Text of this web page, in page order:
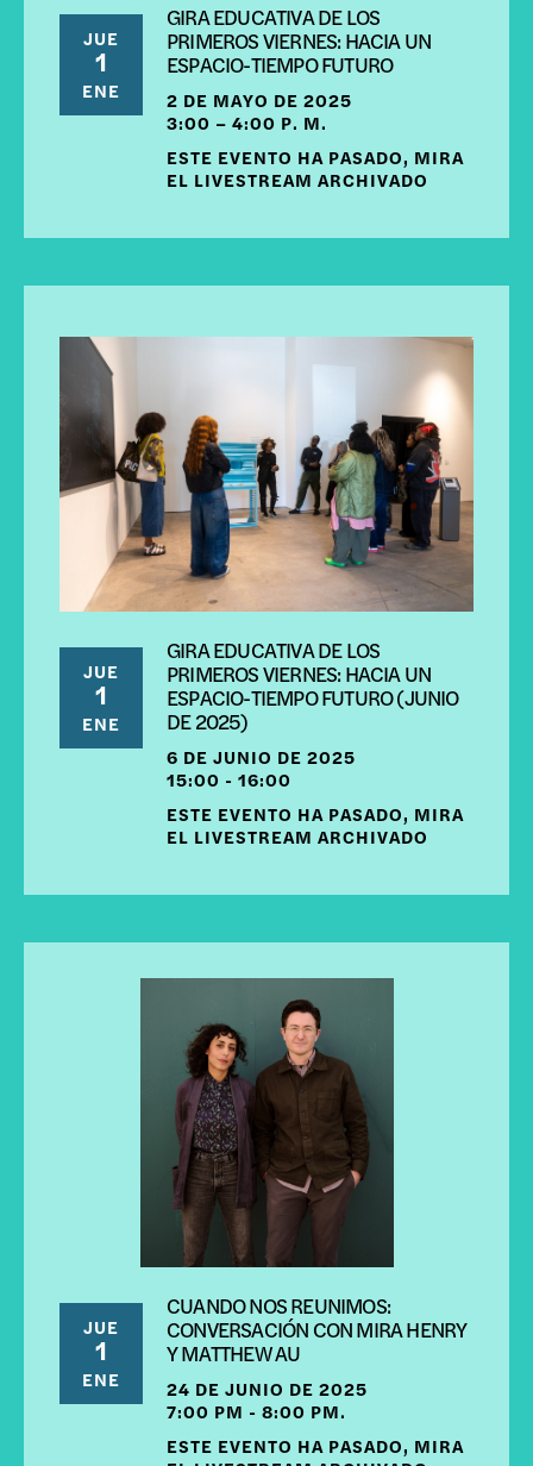
JUE
1
ENE
GIRA EDUCATIVA DE LOS
PRIMEROS VIERNES: HACIA UN
ESPACIO-TIEMPO FUTURO
2 DE MAYO DE 2025
3:00 – 4:00 P. M.
ESTE EVENTO HA PASADO, MIRA
EL LIVESTREAM ARCHIVADO
JUE
1
ENE
GIRA EDUCATIVA DE LOS
PRIMEROS VIERNES: HACIA UN
ESPACIO-TIEMPO FUTURO (JUNIO
DE 2025)
6 DE JUNIO DE 2025
15:00 - 16:00
ESTE EVENTO HA PASADO, MIRA
EL LIVESTREAM ARCHIVADO
JUE
1
ENE
CUANDO NOS REUNIMOS:
CONVERSACIÓN CON MIRA HENRY
Y MATTHEW AU
24 DE JUNIO DE 2025
7:00 PM - 8:00 PM.
ESTE EVENTO HA PASADO, MIRA